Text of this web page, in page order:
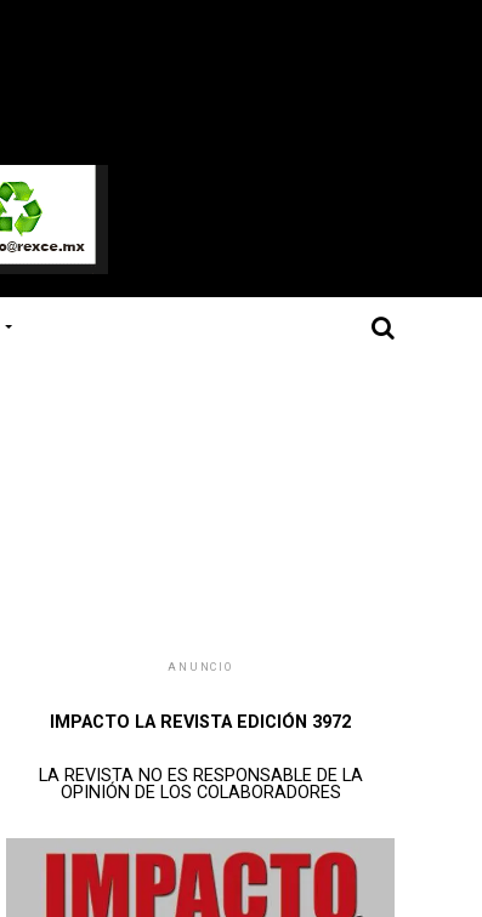
ANUNCIO
IMPACTO LA REVISTA EDICIÓN 3972
LA REVISTA NO ES RESPONSABLE DE LA
OPINIÓN DE LOS COLABORADORES